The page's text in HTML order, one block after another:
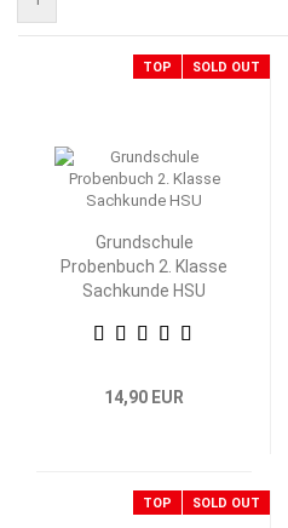
TOP SOLD OUT
Grundschule
Probenbuch 2. Klasse
Sachkunde HSU
14,90 EUR
TOP SOLD OUT